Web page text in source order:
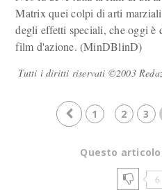
Matrix quei colpi di arti
degli effetti speciali, che oggi è
film d'azione. (MinDBlinD)
Tutti i diritti riservati ©2003
1 2 3
Questo
6